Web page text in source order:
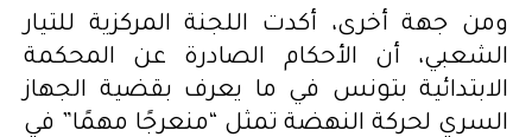
ومن جهة أخرى، أكدت اللجنة المركزية للتيار
الشعبي، أن الأحكام الصادرة عن المحكمة
الابتدائية بتونس في ما يعرف بقضية الجهاز
السري لحركة النهضة تمثل “منعرجًا مهمًا” في